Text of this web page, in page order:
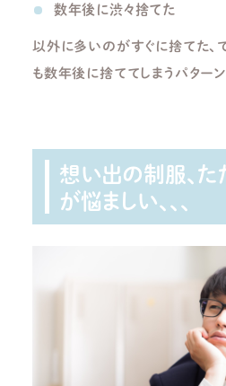
数年後に渋々捨てた
以外に多いのがすぐに捨てた、
も数年後に捨ててしまうパター
想い出の制服、
が悩ましい、、、